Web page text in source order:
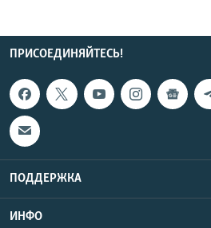
ПРИСОЕДИНЯЙТЕСЬ!
ПОДДЕРЖКА
ИНФО